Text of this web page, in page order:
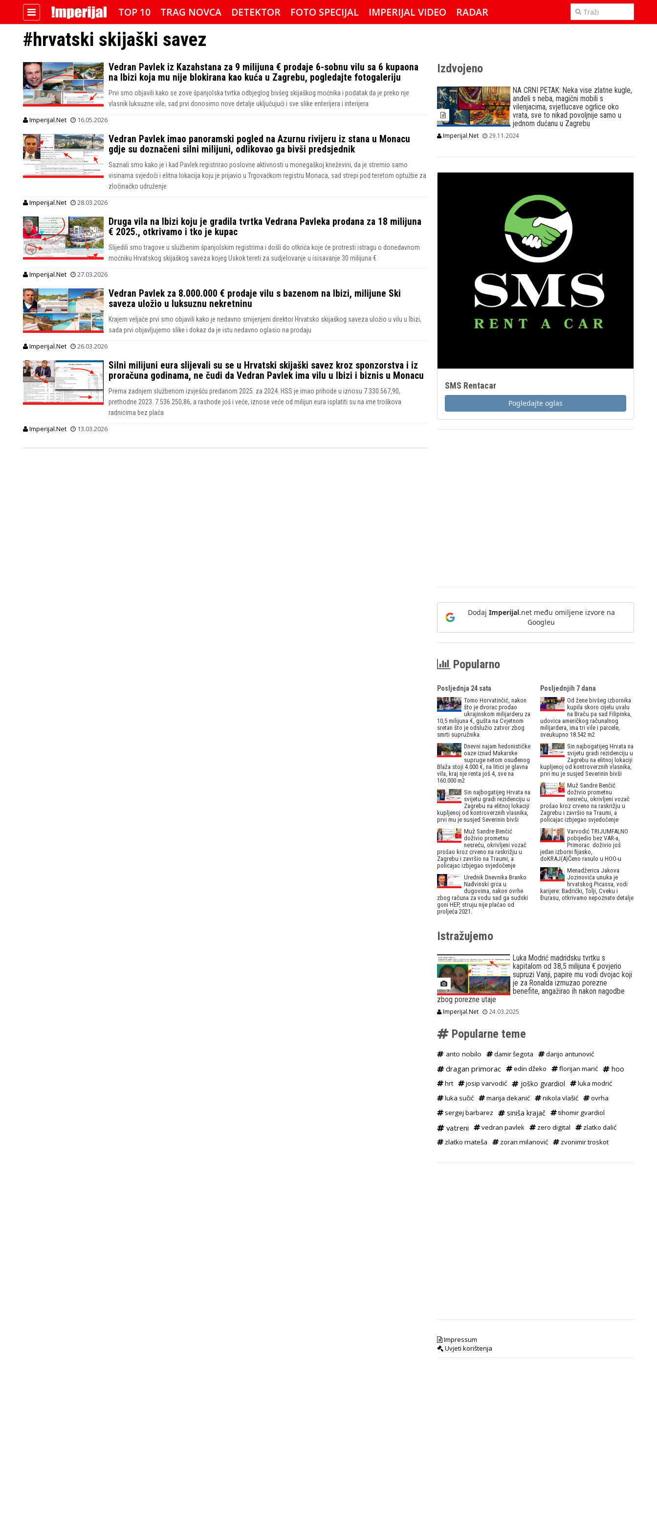
TOP 10 TRAG NOVCA DETEKTOR FOTO SPECIJAL IMPERIJAL VIDEO
RADAR
#hrvatski skijaški savez
Vedran Pavlek iz Kazahstana za 9 milijuna € prodaje 6-sobnu vilu sa 6 kupaona
na Ibizi koja mu nije blokirana kao kuća u Zagrebu, pogledajte fotogaleriju
Prvi smo objavili kako se zove španjolska tvrtka odbjeglog bivšeg skijaškog moćnika i podatak da je preko nje
vlasnik luksuzne vile, sad prvi donosimo nove detalje uključujući i sve slike enterijera i interijera
Imperijal.Net 16.05.2026
Vedran Pavlek imao panoramski pogled na Azurnu rivijeru iz stana u Monacu
gdje su doznačeni silni milijuni, odlikovao ga bivši predsjednik
Saznali smo kako je i kad Pavlek registrirao poslovne aktivnosti u monegaškoj kneževini, da je stremio samo
visinama svjedoči i elitna lokacija koju je prijavio u Trgovačkom registru Monaca, sad strepi pod teretom optužbe za
zločinačko udruženje
Imperijal.Net 28.03.2026
Druga vila na Ibizi koju je gradila tvrtka Vedrana Pavleka prodana za 18 milijuna
€ 2025., otkrivamo i tko je kupac
Slijedili smo tragove u službenim španjolskim registrima i došli do otkrića koje će protresti istragu o donedavnom
moćniku Hrvatskog skijaškog saveza kojeg Uskok tereti za sudjelovanje u isisavanje 30 milijuna €
Imperijal.Net 27.03.2026
Vedran Pavlek za 8.000.000 € prodaje vilu s bazenom na Ibizi, milijune Ski
saveza uložio u luksuznu nekretninu
Krajem veljače prvi smo objavili kako je nedavno smijenjeni direktor Hrvatsko skijaškog saveza uložio u vilu u Ibizi,
sada prvi objavljujemo slike i dokaz da je istu nedavno oglasio na prodaju
Imperijal.Net 26.03.2026
Silni milijuni eura slijevali su se u Hrvatski skijaški savez kroz sponzorstva i iz
proračuna godinama, ne čudi da Vedran Pavlek ima vilu u Ibizi i biznis u Monacu
Prema zadnjem službenom izvješću predanom 2025. za 2024. HSS je imao prihode u iznosu 7.330.567,90,
prethodne 2023. 7.536.250,86, a rashode još i veće, iznose veće od milijun eura isplatiti su na ime troškova
radnicima bez plaća
Imperijal.Net 13.03.2026
Izdvojeno
NA CRNI PETAK: Neka vise zlatne kugle,
anđeli s neba, magični mobili s
vilenjacima, svjetlucave ogrlice oko
vrata, sve to nikad povoljnije samo u
jednom dućanu u Zagrebu
Imperijal.Net 29.11.2024
SMS Rentacar
Pogledajte oglas
Dodaj Imperijal.net među omiljene izvore na
Googleu
Popularno
Posljednja 24 sata
Tomo Horvatinčić, nakon
što je dvorac prodao
ukrajinskom milijarderu za
10,5 milijuna €, gušta na Cvjetnom
sretan što je odslužio zatvor zbog
smrti supružnika
Dnevni najam hedonističke
oaze iznad Makarske
supruge netom osuđenog
Blaža stoji 4.000 €, na litici je glavna
vila, kraj nje renta još 4, sve na
160.000 m2
Sin najbogatijeg Hrvata na
svijetu gradi rezidenciju u
Zagrebu na elitnoj lokaciji
kupljenoj od kontroverznih vlasnika,
prvi mu je susjed Severinin bivši
Muž Sandre Benčić
doživio prometnu
nesreću, okrivljeni vozač
prošao kroz crveno na raskrižju u
Zagrebu i završio na Traumi, a
policajac izbjegao svjedočenje
Urednik Dnevnika Branko
Nađvinski grca u
dugovima, nakon ovrhe
zbog računa za vodu sad ga sudski
goni HEP, struju nije plaćao od
proljeća 2021.
Posljednjih 7 dana
Od žene bivšeg izbornika
kupila skoro cijelu uvalu
na Braču pa sad Filipinka,
udovica američkog računalnog
milijardera, ima tri vile i parcele,
sveukupno 18.542 m2
Sin najbogatijeg Hrvata na
svijetu gradi rezidenciju u
Zagrebu na elitnoj lokaciji
kupljenoj od kontroverznih vlasnika,
prvi mu je susjed Severinin bivši
Muž Sandre Benčić
doživio prometnu
nesreću, okrivljeni vozač
prošao kroz crveno na raskrižju u
Zagrebu i završio na Traumi, a
policajac izbjegao svjedočenje
Varvodić TRIJUMFALNO
pobijedio bez VAR-a,
Primorac doživio još
jedan izborni fijasko,
doKRAJ(A)Čeno rasulo u HOO-u
Menadžerica Jakova
Jozinovića unuka je
hrvatskog Picassa, vodi
karijere: Badrićki, Tolji, Cveku i
Đurasu, otkrivamo nepoznate detalje
Istražujemo
Luka Modrić madridsku tvrtku s
kapitalom od 38,5 milijuna € povjerio
supruzi Vanji, papire mu vodi dvojac koji
je za Ronalda izmuzao porezne
benefite, angažirao ih nakon nagodbe
zbog porezne utaje
Imperijal.Net 24.03.2025
Popularne teme
anto nobilo damir šegota darijo antunović
dragan primorac edin džeko florijan marić hoo
hrt josip varvodić joško gvardiol
luka modrić
luka sučić
marija dekanić nikola vlašić
ovrha
sergej barbarez
siniša krajač tihomir gvardiol
vatreni vedran pavlek zero digital
zlatko dalić
zlatko mateša
zoran milanović zvonimir troskot
Impressum
Uvjeti korištenja